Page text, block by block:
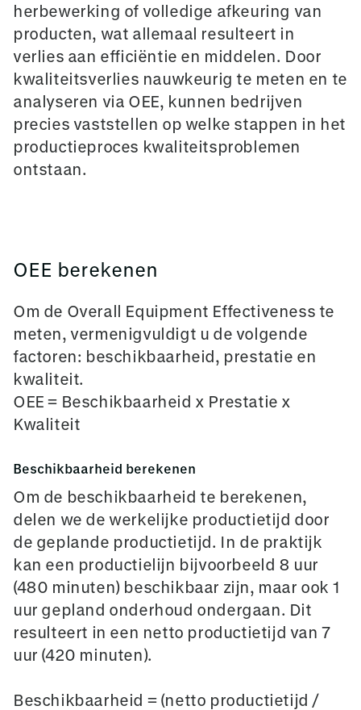
herbewerking of volledige afkeuring van
producten, wat allemaal resulteert in
verlies aan efficiëntie en middelen. Door
kwaliteitsverlies nauwkeurig te meten en te
analyseren via OEE, kunnen bedrijven
precies vaststellen op welke stappen in het
productieproces kwaliteitsproblemen
ontstaan.
OEE berekenen
Om de Overall Equipment Effectiveness te
meten, vermenigvuldigt u de volgende
factoren: beschikbaarheid, prestatie en
kwaliteit.
OEE = Beschikbaarheid x Prestatie x
Kwaliteit
Beschikbaarheid berekenen
Om de beschikbaarheid te berekenen,
delen we de werkelijke productietijd door
de geplande productietijd. In de praktijk
kan een productielijn bijvoorbeeld 8 uur
(480 minuten) beschikbaar zijn, maar ook 1
uur gepland onderhoud ondergaan. Dit
resulteert in een netto productietijd van 7
uur (420 minuten).
Beschikbaarheid = (netto productietijd /